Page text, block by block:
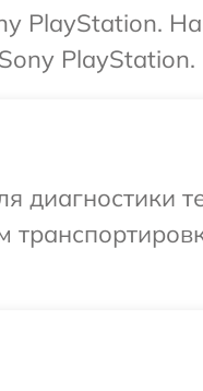
PlayStation.
PlayStation.
диагностики